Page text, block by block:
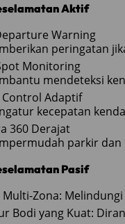
Aktif
Warning
peringatan
Monitoring
mendeteksi
Control Adaptif
kecepatan
360 Derajat
parkir
Pasif
Multi-Zona:
Bodi yang Kuat: